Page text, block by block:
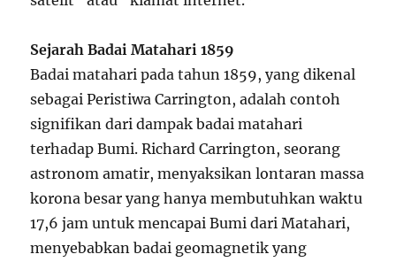
Sejarah Badai Matahari 1859
Badai matahari pada tahun 1859, yang dikenal
sebagai Peristiwa Carrington, adalah contoh
signifikan dari dampak badai matahari
terhadap Bumi. Richard Carrington, seorang
astronom amatir, menyaksikan lontaran massa
korona besar yang hanya membutuhkan waktu
17,6 jam untuk mencapai Bumi dari Matahari,
menyebabkan badai geomagnetik yang